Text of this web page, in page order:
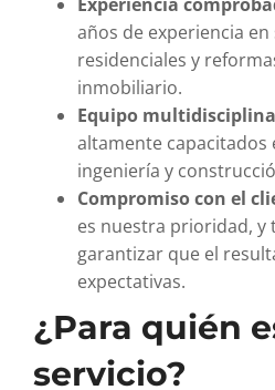
años de experiencia
residenciales y
inmobiliario.
Equipo
altamente capacitados
ingeniería y
Compromiso con el
es nuestra prioridad, y
garantizar que el
expectativas.
¿Para quién
servicio?